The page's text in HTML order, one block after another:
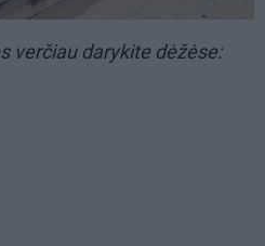
verčiau darykite dėžėse: